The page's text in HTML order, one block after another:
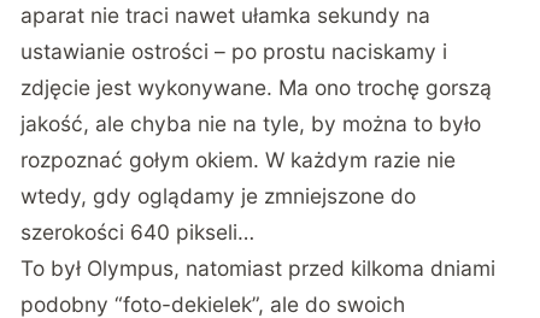
aparat nie traci nawet ułamka sekundy na
ustawianie ostrości – po prostu naciskamy i
zdjęcie jest wykonywane. Ma ono trochę gorszą
jakość, ale chyba nie na tyle, by można to było
rozpoznać gołym okiem. W każdym razie nie
wtedy, gdy oglądamy je zmniejszone do
szerokości 640 pikseli…
To był Olympus, natomiast przed kilkoma dniami
podobny “foto-dekielek”, ale do swoich